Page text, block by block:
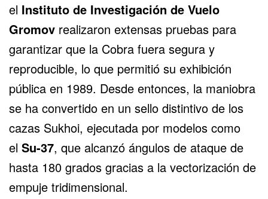
el Instituto de Investigación de Vuelo
Gromov realizaron extensas pruebas para
garantizar que la Cobra fuera segura y
reproducible, lo que permitió su exhibición
pública en 1989. Desde entonces, la maniobra
se ha convertido en un sello distintivo de los
cazas Sukhoi, ejecutada por modelos como
el Su-37, que alcanzó ángulos de ataque de
hasta 180 grados gracias a la vectorización de
empuje tridimensional.